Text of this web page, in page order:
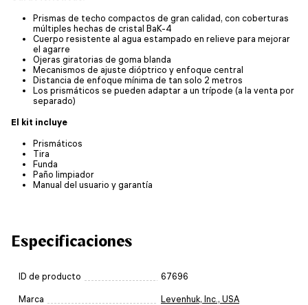
Prismas de techo compactos de gran calidad, con coberturas
múltiples hechas de cristal BaK-4
Cuerpo resistente al agua estampado en relieve para mejorar
el agarre
Ojeras giratorias de goma blanda
Mecanismos de ajuste dióptrico y enfoque central
Distancia de enfoque mínima de tan solo 2 metros
Los prismáticos se pueden adaptar a un trípode (a la venta por
separado)
El kit incluye
Prismáticos
Tira
Funda
Paño limpiador
Manual del usuario y garantía
Especificaciones
ID de producto 67696
Marca Levenhuk, Inc., USA